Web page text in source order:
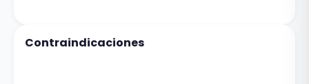
Contraindicaciones